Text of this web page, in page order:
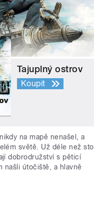
Tajuplný ostrov
Koupit
na mapě nenašel, a
světě. Už déle než sto
dobrodružství s pěticí
našli útočiště, a hlavně